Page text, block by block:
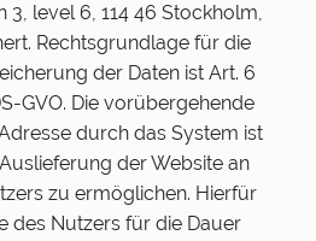
3, level 6, 114 46 Stockholm,
Rechtsgrundlage für die
der Daten ist Art. 6
GVO. Die vorübergehende
durch das System ist
der Website an
zu ermöglichen. Hierfür
des Nutzers für die Dauer